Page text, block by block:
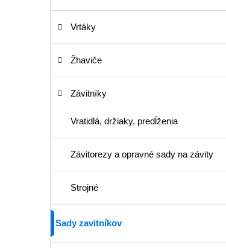
Vrtáky
Žhaviče
Závitníky
Vratidlá, držiaky, predĺženia
Závitorezy a opravné sady na závity
Strojné
Sady zavitníkov